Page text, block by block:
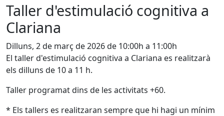
Taller d'estimulació cognitiva a
Clariana
Dilluns, 2 de març de 2026 de 10:00h a 11:00h
El taller d'estimulació cognitiva a Clariana es realitzarà
els dilluns de 10 a 11 h.
Taller programat dins de les activitats +60.
* Els tallers es realitzaran sempre que hi hagi un mínim